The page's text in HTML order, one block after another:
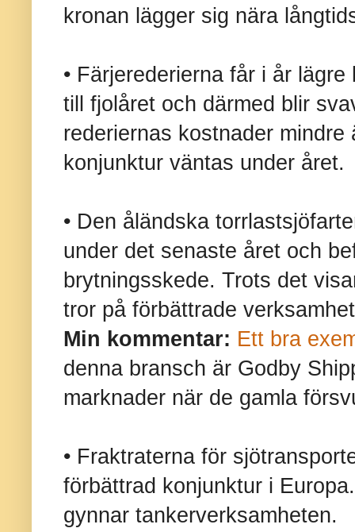
kronan lägger sig nära
• Färjerederierna får i år
till fjolåret och därmed blir
rederiernas kostnader
konjunktur väntas under året.
• Den åländska
under det senaste året och
brytningsskede. Trots det
tror på förbättrade
Min kommentar: Ett bra
denna bransch är Godby
marknader när de gamla
• Fraktraterna för
förbättrad konjunktur i
gynnar tankerverksamheten.